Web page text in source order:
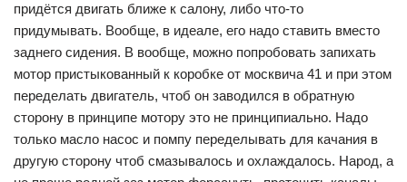
придётся двигать ближе к салону, либо что-то
придумывать. Вообще, в идеале, его надо ставить вместо
заднего сидения. В вообще, можно попробовать запихать
мотор пристыкованный к коробке от москвича 41 и при этом
переделать двигатель, чтоб он заводился в обратную
сторону в принципе мотору это не принципиально. Надо
только масло насос и помпу переделывать для качания в
другую сторону чтоб смазывалось и охлаждалось. Народ, а